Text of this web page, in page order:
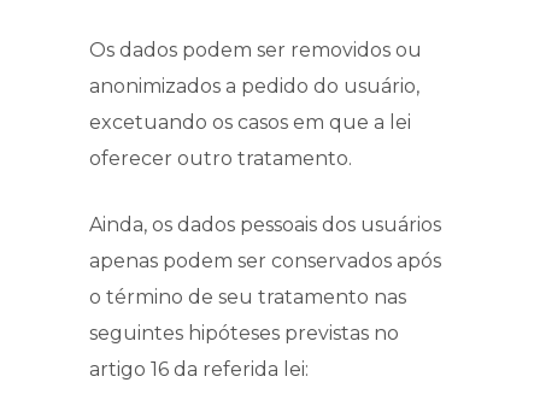
Os dados podem ser removidos ou
anonimizados a pedido do usuário,
excetuando os casos em que a lei
oferecer outro tratamento.
Ainda, os dados pessoais dos usuários
apenas podem ser conservados após
o término de seu tratamento nas
seguintes hipóteses previstas no
artigo 16 da referida lei: